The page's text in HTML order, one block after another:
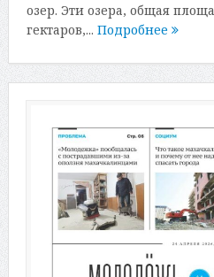
озер. Эти озера, общая
гектаров,... Подробнее